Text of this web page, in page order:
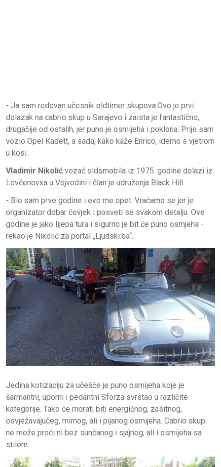
- Ja sam redovan učesnik oldtimer skupova.Ovo je prvi
dolazak na cabrio skup u Sarajevo i zaista je fantastično,
drugačije od ostalih, jer puno je osmijeha i poklona. Prije sam
vozio Opel Kadett, a sada, kako kaže Enrico, idemo s vjetrom
u kosi.
Vladimir Nikolić vozač oldsmobila iz 1975. godine dolazi iz
Lovčenovxa u Vojvodini i član je udruženja Black Hill.
- Bio sam prve godine i evo me opet. Vraćamo se jer je
organizator dobar čovjek i posveti se svakom detalju. Ove
godine je jako lijepa tura i sigurno je bit će puno osmjeha -
rekao je Nikolić za portal „Ljudski.ba“.
Jedina kotizaciju za učešće je puno osmijeha koje je
šarmantni, uporni i pedantni Sforza svrstao u različite
kategorije. Tako će morati biti energičnog, zasitnog,
osvježavajučeg, mirnog, ali i pijanog osmijeha. Cabrio skup
ne može proći ni bez sunčanog i sjajnog, ali i osmijeha sa
stilom.